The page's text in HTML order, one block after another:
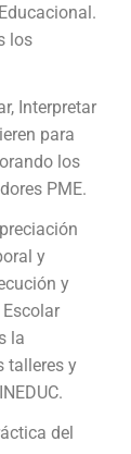
los
Interpretar
para
los
PME.
y
y
la
talleres y
del